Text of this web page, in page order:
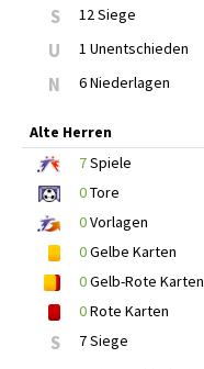
S 12 Siege
U 1 Unentschieden
N 6 Niederlagen
Alte Herren
7Spiele
0Tore
0Vorlagen
0Gelbe Karten
0Gelb-Rote Karten
0Rote Karten
S 7 Siege